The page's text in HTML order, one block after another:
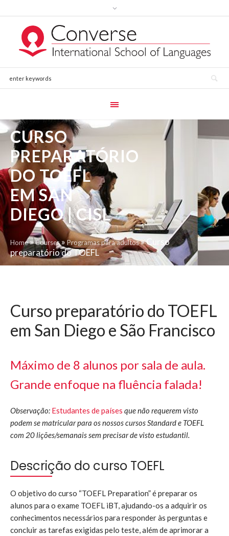
CURSO
PREPARATÓRIO
DO TOEFL
EM SAN
DIEGO | CISL
Home»Courses»Programas para adultos»Curso
preparatório do TOEFL
Curso preparatório do TOEFL
em San Diego e São Francisco
Máximo de 8 alunos por sala de aula.
Grande enfoque na fluência falada!
Observação: Estudantes de países que não requerem visto
podem se matricular para os nossos cursos Standard e TOEFL
com 20 lições/semanais sem precisar de visto estudantil.
Descrição do curso TOEFL
O objetivo do curso “TOEFL Preparation” é preparar os
alunos para o exame TOEFL iBT, ajudando-os a adquirir os
conhecimentos necessários para responder às perguntas e
concluir as tarefas exigidas pelo teste, além de aprimorar a